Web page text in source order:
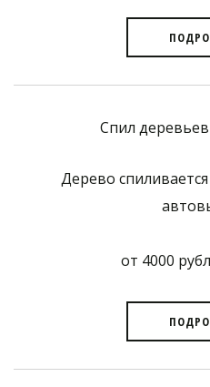
Спил
Дерево
от 4000